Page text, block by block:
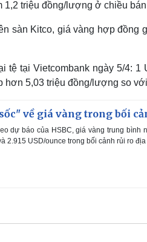
triệu đồng/lượng ở chiều
sàn Kitco, giá vàng hợp đồng
tệ tại Vietcombank ngày 5/4:
5,03 triệu đồng/lượng so
về giá vàng trong bối
dự báo của HSBC, giá vàng trung
2.915 USD/ounce trong bối cảnh rủi ro